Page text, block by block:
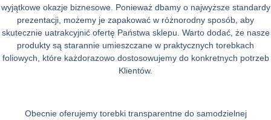
wyjątkowe okazje biznesowe. Ponieważ dbamy o najwyższe standardy
prezentacji, możemy je zapakować w różnorodny sposób, aby
skutecznie uatrakcyjnić ofertę Państwa sklepu. Warto dodać, że nasze
produkty są starannie umieszczane w praktycznych torebkach
foliowych, które każdorazowo dostosowujemy do konkretnych potrzeb
Klientów.
Obecnie oferujemy torebki transparentne do samodzielnej